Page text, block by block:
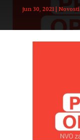
jun 30, 2021| Novosti